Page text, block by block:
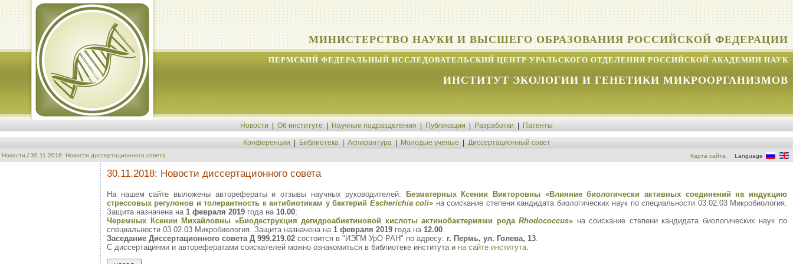
МИНИСТЕРСТВО НАУКИ И ВЫСШЕГО ОБРАЗОВАНИЯ РОССИЙСКОЙ ФЕДЕРАЦИИ
ПЕРМСКИЙ ФЕДЕРАЛЬНЫЙ ИССЛЕДОВАТЕЛЬСКИЙ ЦЕНТР УРАЛЬСКОГО ОТДЕЛЕНИЯ РОССИЙСКОЙ АКАДЕМИИ НАУК
ИНСТИТУТ ЭКОЛОГИИ И ГЕНЕТИКИ МИКРООРГАНИЗМОВ
Новости Об институте Научные подразделения Публикации Разработки Патенты
Конференции Библиотека Аспирантура Молодые ученые Диссертационный совет
Новости / 30.11.2018: Новости диссертационного совета Карта сайта Language
30.11.2018: Новости диссертационного совета
На нашем сайте выложены авторефераты и отзывы научных руководителей: Безматерных Ксении Викторовны «Влияние биологически активных соединений на индукцию
стрессовых регулонов и толерантность к антибиотикам у бактерий Escherichia coli» на соискание степени кандидата биологических наук по специальности 03.02.03 Микробиология.
Защита назначена на 1 февраля 2019 года на 10.00;
Черемных Ксении Михайловны «Биодеструкция дегидроабиетиновой кислоты актинобактериями родаRhodococcus» на соискание степени кандидата биологических наук по
специальности 03.02.03 Микробиология. Защита назначена на 1 февраля 2019 года на 12.00
Заседание Диссертационного совета Д 999.219.02 состоится в "ИЭГМ УрО РАН" по адресу: г. Пермь, ул. Голева, 13
С диссертациями и авторефератами соискателей можно ознакомиться в библиотеке института и на сайте института